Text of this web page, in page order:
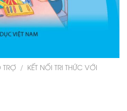
TRỢ / KẾT NỐI TRI THỨC VỚI